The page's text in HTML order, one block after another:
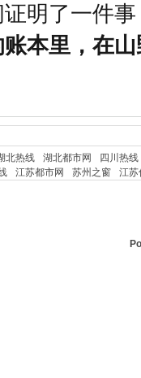
明了一件事
本里，在
北热线 湖北都市网
四川热线
江苏都市网 苏州之窗 江苏